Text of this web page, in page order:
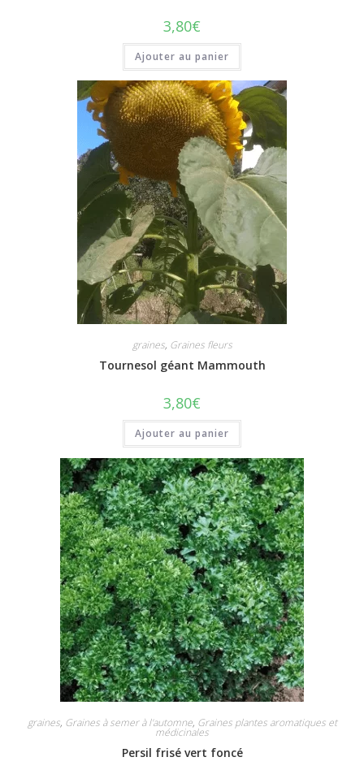
3,80€
Ajouter au panier
graines, Graines fleurs
Tournesol géant Mammouth
3,80€
Ajouter au panier
graines, Graines à semer à l'automne, Graines plantes aromatiques et
médicinales
Persil frisé vert foncé